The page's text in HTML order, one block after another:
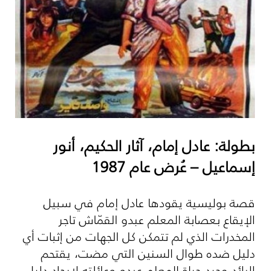
بطولة: عادل إمام، آثار الحكيم، أنور
إسماعيل – عُرض عام 1987
قصة بوليسية يقودها عادل إمام في سبيل
الإيقاع بعصابة المعلم عبدو القمّاش تاجر
المخدرات الذي لم تتمكن كل الجهات من إثبات أي
دليل ضده طوال السنين التي مضت، يقتحم